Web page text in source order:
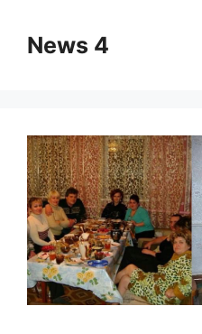
contentNews 4